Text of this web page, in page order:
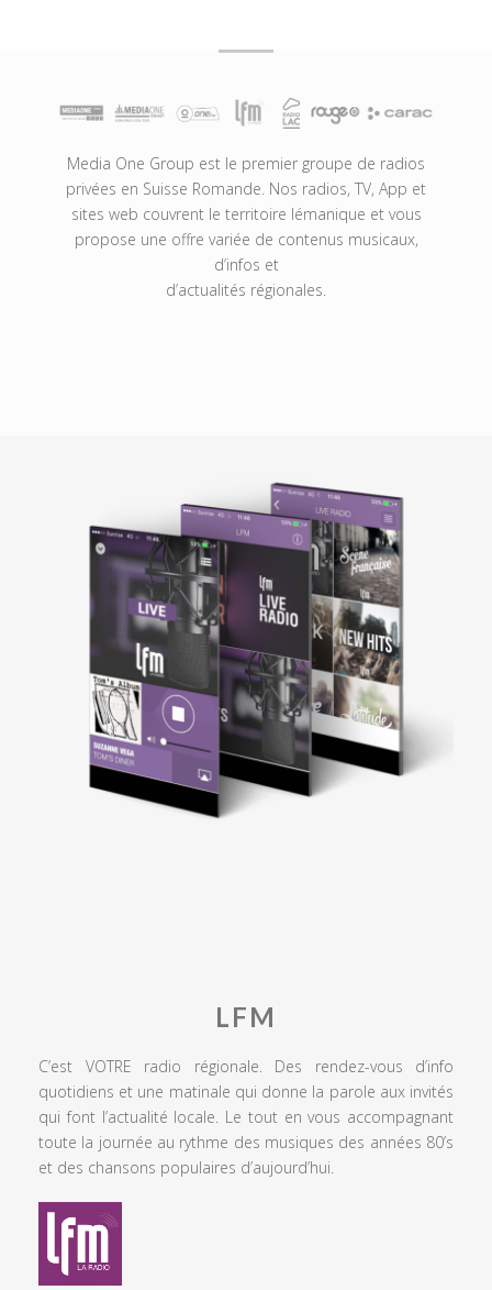
Media One Group est le premier groupe de radios
privées en Suisse Romande. Nos radios, TV, App et
sites web couvrent le territoire lémanique et vous
propose une offre variée de contenus musicaux,
d’infos et
d’actualités régionales.
LFM
C’est VOTRE radio régionale. Des rendez-vous d’info
quotidiens et une matinale qui donne la parole aux invités
qui font l’actualité locale. Le tout en vous accompagnant
toute la journée au rythme des musiques des années 80’s
et des chansons populaires d’aujourd’hui.